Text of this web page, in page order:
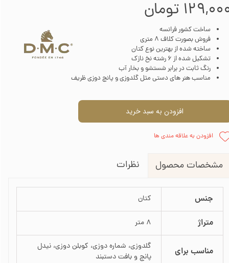
تومان
ساخت کشور فرانسه
فروش بصورت کلاف 8 متری
ساخته شده از بهترین نوع کتان
تشکیل شده از 6 رشته نخ نازک
رنگ ثابت در برابر شستشو و بخار آب
مناسب هنر های دستی مثل گلدوزی و پانچ دوزی ظریف
افزودن به سبد خرید
افزودن به علاقه مندی ها
مشخصات محصول نظرات
جنس کتان
متراژ 8 متر
مناسب برای
گلدوزی، شماره دوزی، کوبلن دوزی، نیدل
پانچ و بافت دستبند